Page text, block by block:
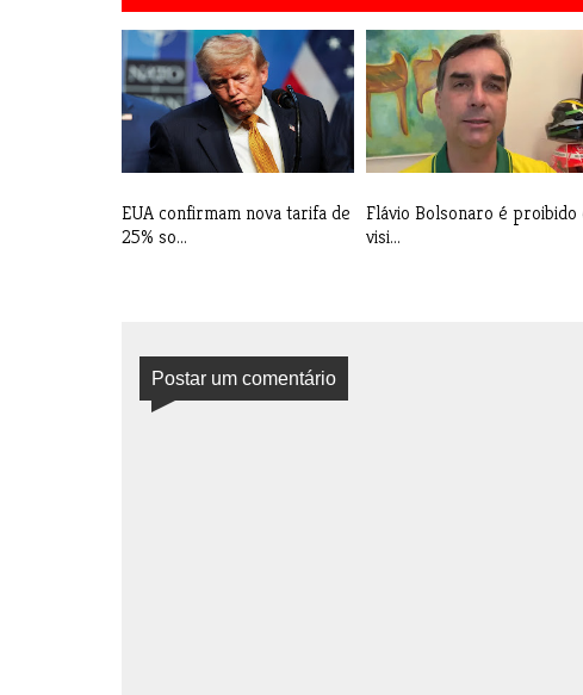
EUA confirmam nova tarifa de
25% so...
Flávio Bolsonaro é proibido
visi...
Postar um comentário